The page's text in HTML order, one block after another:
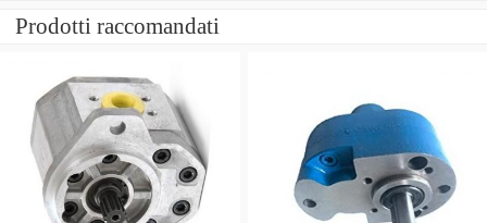
Prodotti raccomandati